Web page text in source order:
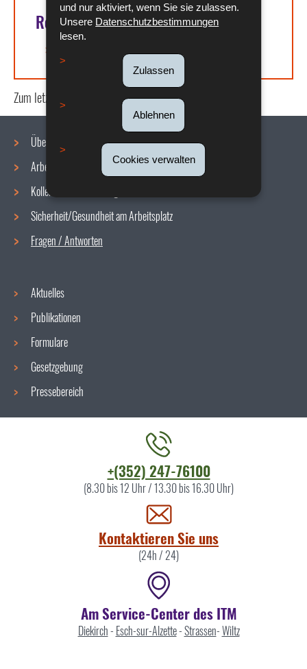
und nur aktiviert, wenn Sie sie zulassen.
Unsere Datenschutzbestimmungen
lesen.
Zulassen
Ablehnen
Cookies verwalten
Rechtsgrundlagen
Artikel L. 111-7 des Arbeitsgesetzbuchs
Zum letzten Mal aktualisiert am14/07/2020
Navigationsmenü
Über uns
Arbeitsbedingungen
Kollektive Vereinbarungen
Sicherheit/Gesundheit am Arbeitsplatz
Fragen / Antworten
Aktuelles
Publikationen
Formulare
Gesetzgebung
Pressebereich
+(352) 247-76100
(8.30 bis 12 Uhr / 13.30 bis 16.30 Uhr)
Kontaktieren Sie uns
(24h / 24)
Am Service-Center des ITM
Diekirch- Esch-sur-Alzette-Strassen-Wiltz